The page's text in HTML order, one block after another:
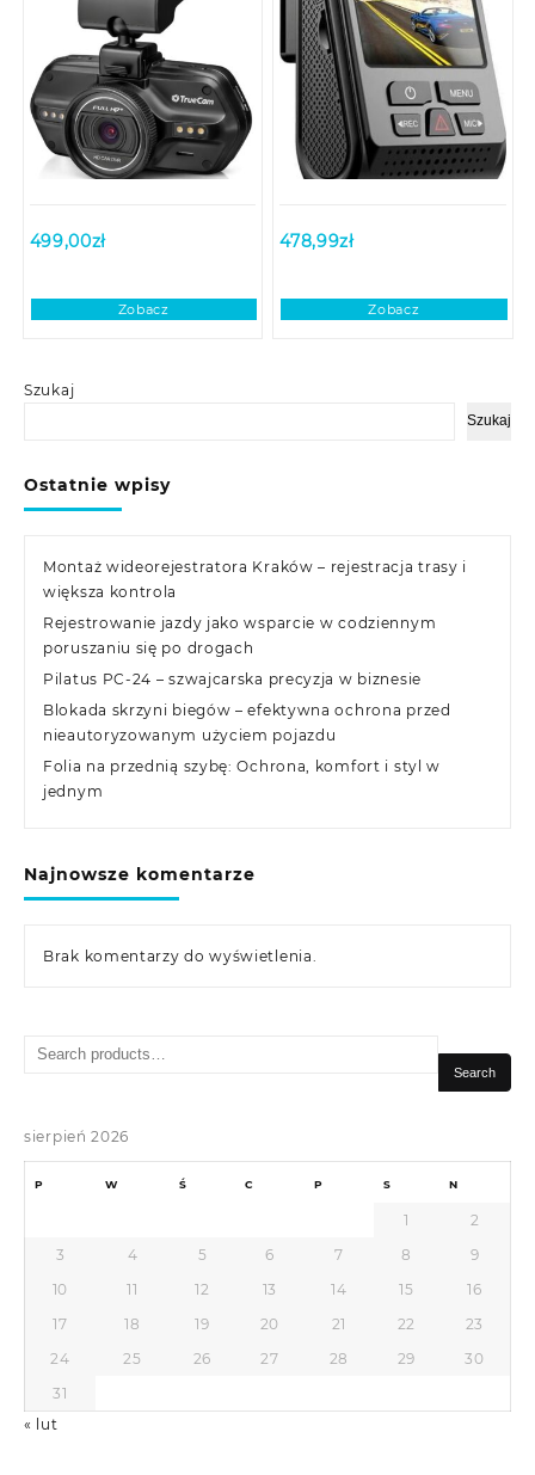
Szukaj
Szukaj
Ostatnie wpisy
Montaż wideorejestratora Kraków – rejestracja trasy i
większa kontrola
Rejestrowanie jazdy jako wsparcie w codziennym
poruszaniu się po drogach
Pilatus PC-24 – szwajcarska precyzja w biznesie
Blokada skrzyni biegów – efektywna ochrona przed
nieautoryzowanym użyciem pojazdu
Folia na przednią szybę: Ochrona, komfort i styl w
jednym
Najnowsze komentarze
Brak komentarzy do wyświetlenia.
499,00zł
Zobacz
478,99zł
Zobacz
Search
Search
sierpień 2026
P W Ś C P S N
1
2
3
4 5 6 7 8
9
10
11 12 13 14 15
16
17
18 19 20 21 22
23
24
25 26 27 28 29
30
31
« lut